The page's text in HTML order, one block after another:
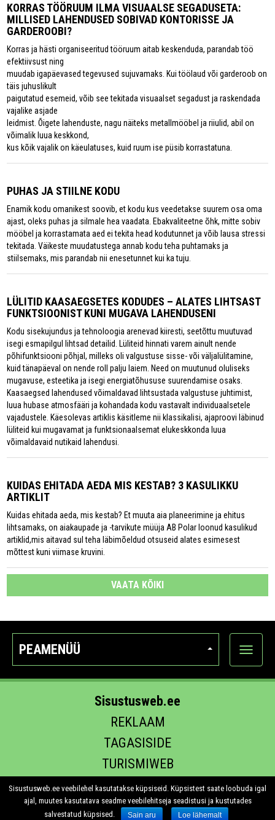
KORRAS TÖÖRUUM ILMA VISUAALSE SEGADUSETA:
MILLISED LAHENDUSED SOBIVAD KONTORISSE JA
GARDEROOBI?
Korras ja hästi organiseeritud tööruum aitab keskenduda, parandab töö
efektiivsust ning
muudab igapäevased tegevused sujuvamaks. Kui töölaud või garderoob on
täis juhuslikult
paigutatud esemeid, võib see tekitada visuaalset segadust ja raskendada
vajalike asjade
leidmist. Õigete lahenduste, nagu näiteks metallmööbel ja riiulid, abil on
võimalik luua keskkond,
kus kõik vajalik on käeulatuses, kuid ruum ise püsib korrastatuna.
PUHAS JA STIILNE KODU
Enamik kodu omanikest soovib, et kodu kus veedetakse suurem osa oma
ajast, oleks puhas ja silmale hea vaadata. Ebakvaliteetne õhk, mitte sobiv
mööbel ja korrastamata aed ei tekita head kodutunnet ja võib lausa stressi
tekitada. Väikeste muudatustega annab kodu teha puhtamaks ja
stiilsemaks, mis parandab nii enesetunnet kui ka tuju.
LÜLITID KAASAEGSETES KODUDES – ALATES LIHTSAST
FUNKTSIOONIST KUNI MUGAVA LAHENDUSENI
Kodu sisekujundus ja tehnoloogia arenevad kiiresti, seetõttu muutuvad
isegi esmapilgul lihtsad detailid. Lüliteid hinnati varem ainult nende
põhifunktsiooni põhjal, milleks oli valgustuse sisse- või väljalülitamine,
kuid tänapäeval on nende roll palju laiem. Need on muutunud oluliseks
mugavuse, esteetika ja isegi energiatõhususe suurendamise osaks.
Kaasaegsed lahendused võimaldavad lihtsustada valgustuse juhtimist,
luua hubase atmosfääri ja kohandada kodu vastavalt individuaalsetele
vajadustele. Käesolevas artiklis käsitleme nii klassikalisi, ajaproovi läbinud
lüliteid kui mugavamat ja funktsionaalsemat elukeskkonda luua
võimaldavaid nutikaid lahendusi.
KUIDAS EHITADA AEDA MIS KESTAB? 3 KASULIKKU
ARTIKLIT
Kuidas ehitada aeda, mis kestab? Et muuta aia planeerimine ja ehitus
lihtsamaks, on aiakaupade ja -tarvikute müüja AB Polar loonud kasulikud
artiklid,mis aitavad sul teha läbimõeldud otsuseid alates esimesest
mõttest kuni viimase kruvini.
VAATA KÕIKI
PEAMENÜÜ
Ava
Sisustusweb.ee
REKLAAM
TAGASISIDE
TURISMIWEB
EHITUS.EE
Sisustusweb.ee veebilehel kasutatakse küpsiseid. Küpsistest saate loobuda igal
ajal, muutes kasutatava seadme veebilehitseja seadistusi ja kustutades
salvestatud küpsised.
Sain aru Loe lähemalt